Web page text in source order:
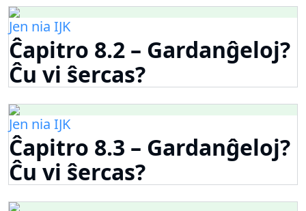
Jen nia IJK
Ĉapitro 8.2 – Gardanĝeloj?
Ĉu vi ŝercas?
Jen nia IJK
Ĉapitro 8.3 – Gardanĝeloj?
Ĉu vi ŝercas?